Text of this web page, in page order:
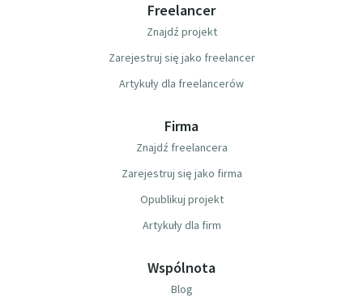
Freelancer
Znajdź projekt
Zarejestruj się jako freelancer
Artykuły dla freelancerów
Firma
Znajdź freelancera
Zarejestruj się jako firma
Opublikuj projekt
Artykuły dla firm
Wspólnota
Blog